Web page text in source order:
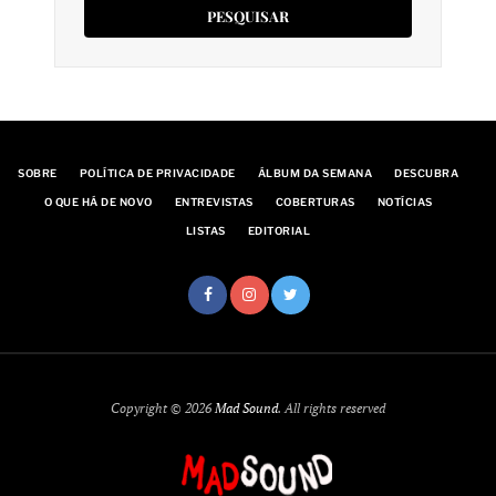
SOBRE POLÍTICA DE PRIVACIDADE ÁLBUM DA SEMANA DESCUBRA
O QUE HÁ DE NOVO ENTREVISTAS COBERTURAS NOTÍCIAS
LISTAS EDITORIAL
Copyright © 2026Mad Sound. All rights reserved